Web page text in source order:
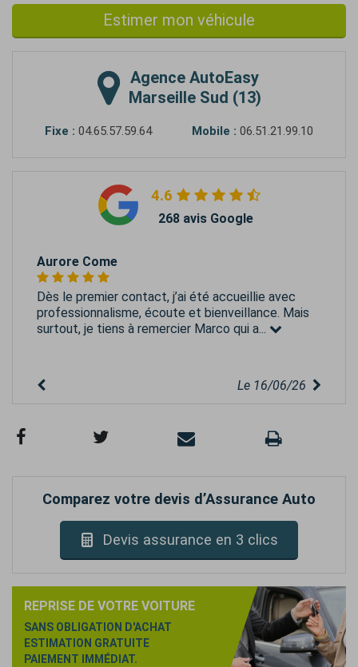
Estimer mon véhicule
Agence AutoEasy
Marseille Sud (13)
Fixe : 04.65.57.59.64 Mobile : 06.51.21.99.10
4.6
268 avis Google
Aurore Come
Dès le premier contact, j’ai été accueillie avec
professionnalisme, écoute et bienveillance. Mais
surtout, je tiens à remercier Marco qui a...
Le 16/06/26
Comparez votre devis d’Assurance Auto
Devis assurance en 3 clics
REPRISE DE VOTRE VOITURE
SANS OBLIGATION D'ACHAT
ESTIMATION GRATUITE
PAIEMENT IMMÉDIAT.